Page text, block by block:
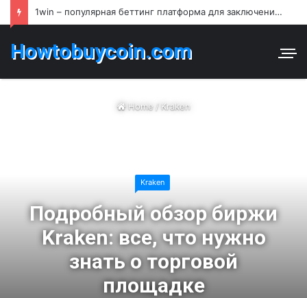
1win – популярная беттинг платформа для заключения пари и азартных игр в Узбекистане
Howtobuycoin.com
Home / Kraken
Kraken
Подробный обзор биржи
Kraken: все, что нужно
знать о торговой
площадке